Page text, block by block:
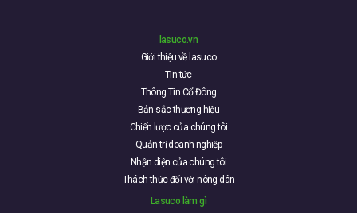
lasuco.vn
Giới thiệu về lasuco
Tin tức
Thông Tin Cổ Đông
Bản sắc thương hiệu
Chiến lược của chúng tôi
Quản trị doanh nghiệp
Nhận diện của chúng tôi
Thách thức đối với nông dân
Lasuco làm gì